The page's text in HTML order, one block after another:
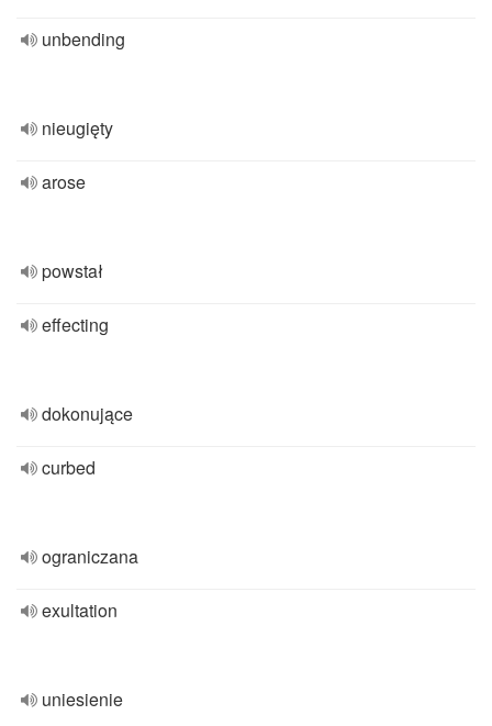
unbending
nieugięty
arose
powstał
effecting
dokonujące
curbed
ograniczana
exultation
uniesienie